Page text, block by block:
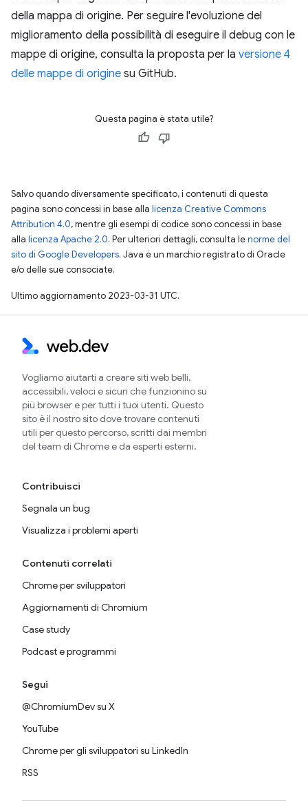
della mappa di origine. Per seguire l'evoluzione del
miglioramento della possibilità di eseguire il debug con le
mappe di origine, consulta la proposta per la versione 4
delle mappe di origine su GitHub.
Questa pagina è stata utile?
Salvo quando diversamente specificato, i contenuti di questa
pagina sono concessi in base alla licenza Creative Commons
Attribution 4.0, mentre gli esempi di codice sono concessi in base
alla licenza Apache 2.0. Per ulteriori dettagli, consulta lenorme del
sito di Google Developers. Java è un marchio registrato di Oracle
e/o delle sue consociate.
Ultimo aggiornamento 2023-03-31 UTC.
Vogliamo aiutarti a creare siti web belli,
accessibili, veloci e sicuri che funzionino su
più browser e per tutti i tuoi utenti. Questo
sito è il nostro sito dove trovare contenuti
utili per questo percorso, scritti dai membri
del team di Chrome e da esperti esterni.
Contribuisci
Segnala un bug
Visualizza i problemi aperti
Contenuti correlati
Chrome per sviluppatori
Aggiornamenti di Chromium
Case study
Podcast e programmi
Segui
@ChromiumDev su X
YouTube
Chrome per gli sviluppatori su LinkedIn
RSS